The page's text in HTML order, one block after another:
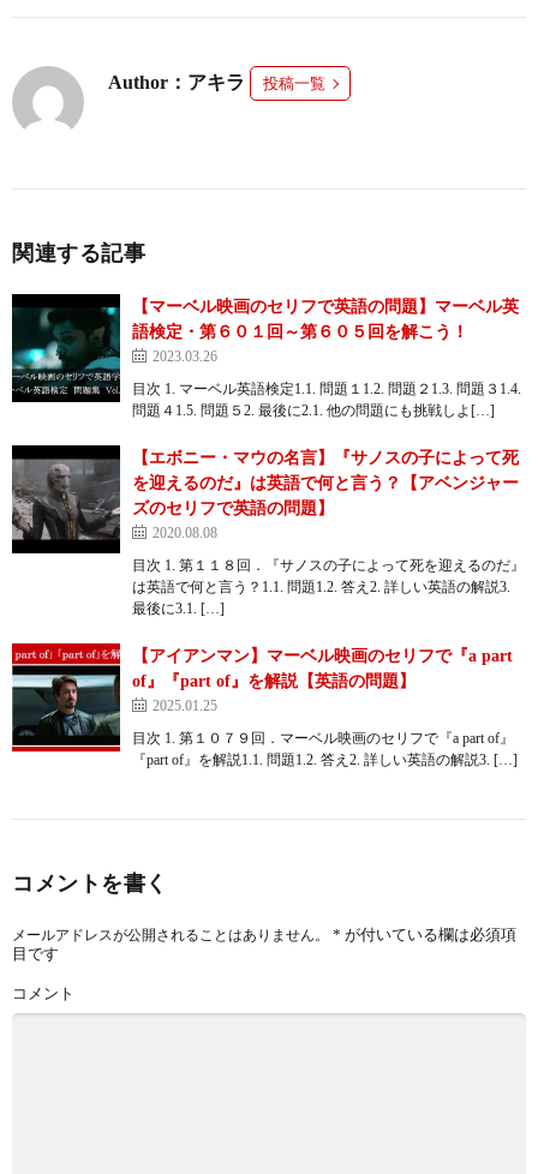
Author：アキラ 投稿一覧
関連する記事
【マーベル映画のセリフで英語の問題】マーベル英
語検定・第６０１回～第６０５回を解こう！
2023.03.26
目次 1. マーベル英語検定1.1. 問題１1.2. 問題２1.3. 問題３1.4.
問題４1.5. 問題５2. 最後に2.1. 他の問題にも挑戦しよ[…]
【エボニー・マウの名言】『サノスの子によって死
を迎えるのだ』は英語で何と言う？【アベンジャー
ズのセリフで英語の問題】
2020.08.08
目次 1. 第１１８回．『サノスの子によって死を迎えるのだ』
は英語で何と言う？1.1. 問題1.2. 答え2. 詳しい英語の解説3.
最後に3.1. […]
【アイアンマン】マーベル映画のセリフで『a part
of』『part of』を解説【英語の問題】
2025.01.25
目次 1. 第１０７９回．マーベル映画のセリフで『a part of』
『part of』を解説1.1. 問題1.2. 答え2. 詳しい英語の解説3. […]
コメントを書く
メールアドレスが公開されることはありません。 * が付いている欄は必須項
目です
コメント